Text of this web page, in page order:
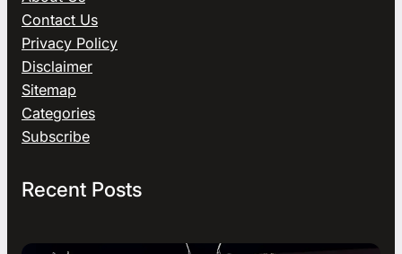
Contact Us
Privacy Policy
Disclaimer
Sitemap
Categories
Subscribe
Recent Posts